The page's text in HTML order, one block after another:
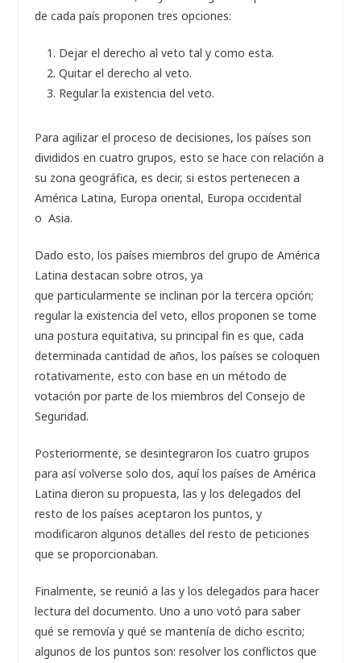
de cada país proponen tres opciones:
Dejar el derecho al veto tal y como esta.
Quitar el derecho al veto.
Regular la existencia del veto.
Para agilizar el proceso de decisiones, los países son
divididos en cuatro grupos, esto se hace con relación a
su zona geográfica, es decir, si estos pertenecen a
América Latina, Europa oriental, Europa occidental
o Asia.
Dado esto, los países miembros del grupo de América
Latina destacan sobre otros, ya
que particularmente se inclinan por la tercera opción;
regular la existencia del veto, ellos proponen se tome
una postura equitativa, su principal fin es que, cada
determinada cantidad de años, los países se coloquen
rotativamente, esto con base en un método de
votación por parte de los miembros del Consejo de
Seguridad.
Posteriormente, se desintegraron los cuatro grupos
para así volverse solo dos, aquí los países de América
Latina dieron su propuesta, las y los delegados del
resto de los países aceptaron los puntos, y
modificaron algunos detalles del resto de peticiones
que se proporcionaban.
Finalmente, se reunió a las y los delegados para hacer
lectura del documento. Uno a uno votó para saber
qué se removía y qué se mantenía de dicho escrito;
algunos de los puntos son: resolver los conflictos que